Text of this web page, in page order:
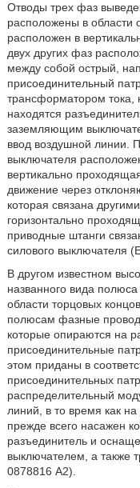
Отводы трех фаз
расположены в области
расположен в
двух других фаз
между собой острый,
присоединительный
трансформатором тока,
находятся
заземляющим
ввод воздушной линии.
выключателя
вертикально
движение через
которая связана
горизонтально
приводные штанги
силового выключателя
В другом известном
названного вида
области торцовых
полюсам фазные
которые опираются на
присоединительные
этом приданы в
присоединительных
распределительный
линий, в то время как
прежде всего насажен
разъединитель и
выключателем, а также
0878816 А2).